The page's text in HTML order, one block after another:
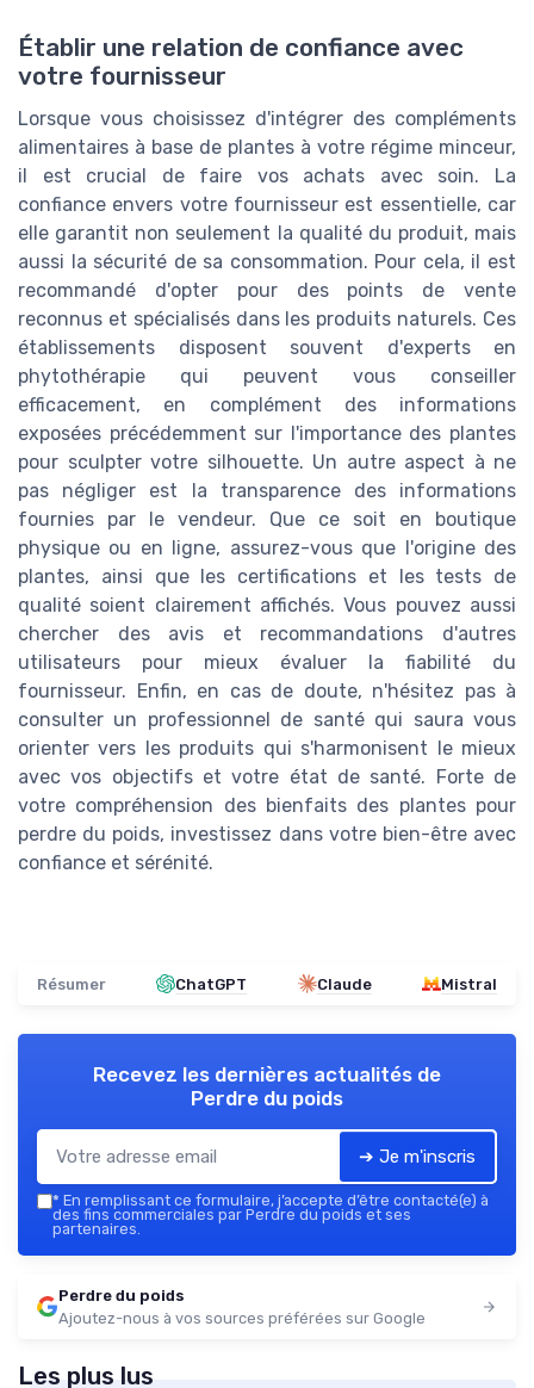
Établir une relation de confiance avec
votre fournisseur
Lorsque vous choisissez d'intégrer des compléments
alimentaires à base de plantes à votre régime minceur,
il est crucial de faire vos achats avec soin. La
confiance envers votre fournisseur est essentielle, car
elle garantit non seulement la qualité du produit, mais
aussi la sécurité de sa consommation. Pour cela, il est
recommandé d'opter pour des points de vente
reconnus et spécialisés dans les produits naturels. Ces
établissements disposent souvent d'experts en
phytothérapie qui peuvent vous conseiller
efficacement, en complément des informations
exposées précédemment sur l'importance des plantes
pour sculpter votre silhouette. Un autre aspect à ne
pas négliger est la transparence des informations
fournies par le vendeur. Que ce soit en boutique
physique ou en ligne, assurez-vous que l'origine des
plantes, ainsi que les certifications et les tests de
qualité soient clairement affichés. Vous pouvez aussi
chercher des avis et recommandations d'autres
utilisateurs pour mieux évaluer la fiabilité du
fournisseur. Enfin, en cas de doute, n'hésitez pas à
consulter un professionnel de santé qui saura vous
orienter vers les produits qui s'harmonisent le mieux
avec vos objectifs et votre état de santé. Forte de
votre compréhension des bienfaits des plantes pour
perdre du poids, investissez dans votre bien-être avec
confiance et sérénité.
Résumer ChatGPT Claude Mistral
Recevez les dernières actualités de
Perdre du poids
➔ Je m'inscris
* En remplissant ce formulaire, j’accepte d’être contacté(e) à
des fins commerciales par Perdre du poids et ses
partenaires.
Perdre du poids
Ajoutez-nous à vos sources préférées sur Google
Les plus lus